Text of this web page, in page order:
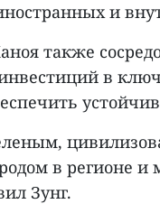
и
также
в
в регионе и
Зунг.